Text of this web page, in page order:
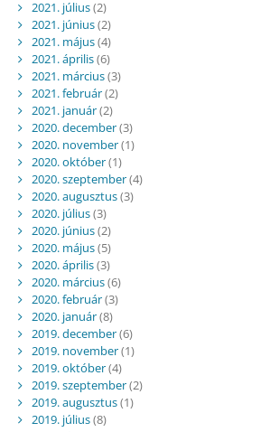
2021. július(2)
2021. június(2)
2021. május(4)
2021. április(6)
2021. március(3)
2021. február(2)
2021. január(2)
2020. december(3)
2020. november(1)
2020. október(1)
2020. szeptember(4)
2020. augusztus(3)
2020. július(3)
2020. június(2)
2020. május(5)
2020. április(3)
2020. március(6)
2020. február(3)
2020. január(8)
2019. december(6)
2019. november(1)
2019. október(4)
2019. szeptember(2)
2019. augusztus(1)
2019. július(8)